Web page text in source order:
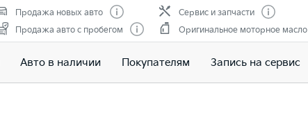
Продажа новых авто
Продажа авто с пробегом
Сервис и запчасти
Оригинальное моторное масло
Авто в наличии Покупателям Запись на сервис